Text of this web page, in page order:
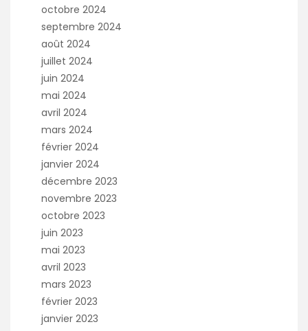
octobre 2024
septembre 2024
août 2024
juillet 2024
juin 2024
mai 2024
avril 2024
mars 2024
février 2024
janvier 2024
décembre 2023
novembre 2023
octobre 2023
juin 2023
mai 2023
avril 2023
mars 2023
février 2023
janvier 2023